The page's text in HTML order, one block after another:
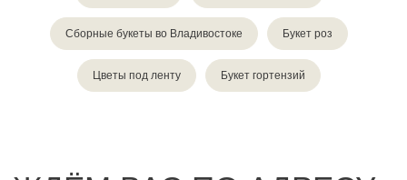
Сборные букеты во Владивостоке Букет роз
Цветы под ленту Букет гортензий